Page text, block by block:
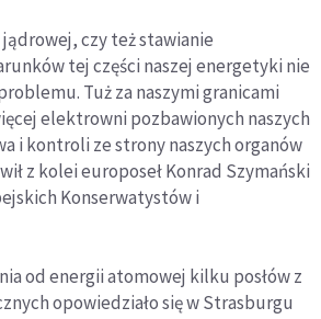
czy też stawianie
tej części naszej energetyki nie
Tuż za naszymi granicami
elektrowni pozbawionych naszych
i kontroli ze strony naszych organów
z kolei europoseł Konrad Szymański
Konserwatystów i
od energii atomowej kilku posłów z
opowiedziało się w Strasburgu